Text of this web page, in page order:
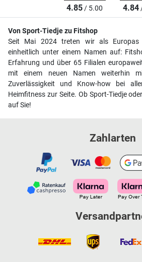
4.85/ 5.00 4.84
Von Sport-Tiedje zu Fitshop
Seit Mai 2024 treten wir als
einheitlich unter einem Namen auf:
Erfahrung und über 65 Filialen
mit einem neuen Namen weiterhin
Zuverlässigkeit und Know-how bei
Heimfitness zur Seite. Ob Sport-Tiedje
auf Sie!
Zahlarten